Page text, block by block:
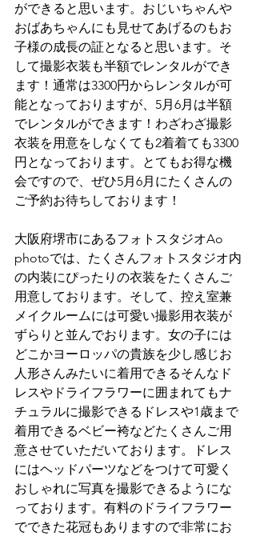
ができると思います。おじいちゃんや
おばあちゃんにも見せてあげるのもお
子様の成長の証となると思います。そ
して撮影衣装も半額でレンタルができ
ます！通常は3300円からレンタルが可
能となっておりますが、5月6月は半額
でレンタルができます！わざわざ撮影
衣装を用意をしなくても2着着ても3300
円となっております。とてもお得な機
会ですので、ぜひ5月6月にたくさんの
ご予約お待ちしております！
大阪府堺市にあるフォトスタジオAo
photoでは、たくさんフォトスタジオ内
の内装にぴったりの衣装をたくさんご
用意しております。そして、控え室兼
メイクルームには可愛い撮影用衣装が
ずらりと並んでおります。女の子には
どこかヨーロッパの貴族を少し感じお
人形さんみたいに着用できるそんなド
レスやドライフラワーに囲まれてもナ
チュラルに撮影できるドレスや1歳まで
着用できるベビー袴などたくさんご用
意させていただいております。ドレス
にはヘッドパーツなどをつけて可愛く
おしゃれに写真を撮影できるようにな
っております。有料のドライフラワー
でできた花冠もありますので非常にお